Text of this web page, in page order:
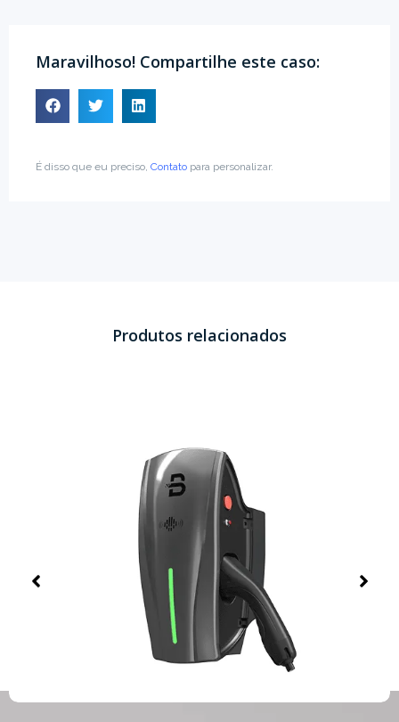
Maravilhoso! Compartilhe este caso:
É disso que eu preciso, Contato para personalizar.
Produtos relacionados